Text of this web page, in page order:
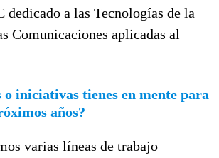
dedicado a las Tecnologías de la
Comunicaciones aplicadas al
o iniciativas tienes en mente para
años?
varias líneas de trabajo